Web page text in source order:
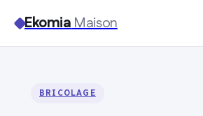
EkomiaMaison
BRICOLAGE